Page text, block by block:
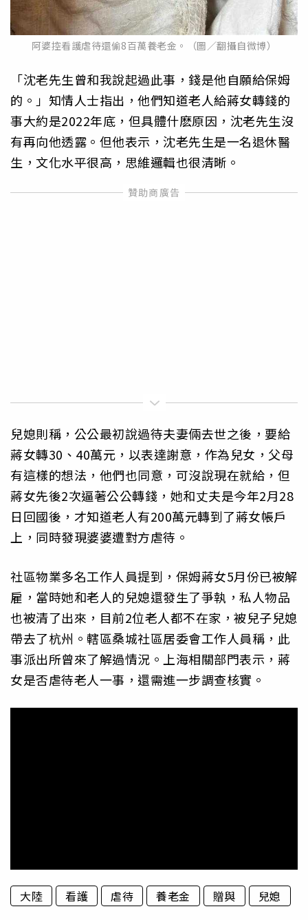
阿婆控看護虐待還偷8百萬養老金。（圖／翻攝自微博）
「沈老先生曾和我說起過此事，錢是他自願給保姆
的。」知情人士指出，他們知道老人給蔣女轉錢的
事大約是2022年底，但具體什麽原因，沈老先生沒
有再向他透露。但他表示，沈老先生是一名退休醫
生，文化水平很高，思維邏輯也很清晰。
兒媳則稱，公公最初說過待夫妻倆去世之後，要給
蔣女轉30、40萬元，以表達謝意，作為兒女，父母
有這樣的想法，他們也同意，可沒說現在就給，但
蔣女先後2次逼著公公轉錢，她和丈夫是今年2月28
日回國後，才知道老人有200萬元轉到了蔣女帳戶
上，同時發現婆婆遭對方虐待。
社區物業多名工作人員提到，保姆蔣女5月份已被解
雇，當時她和老人的兒媳還發生了爭執，私人物品
也被清了出來，目前2位老人都不在家，被兒子兒媳
帶去了杭州。轄區桑城社區居委會工作人員稱，此
事派出所曾來了解過情況。上海相關部門表示，蔣
女是否虐待老人一事，還需進一步調查核實。
大陸 看護 虐待 養老金 贈與 兒媳